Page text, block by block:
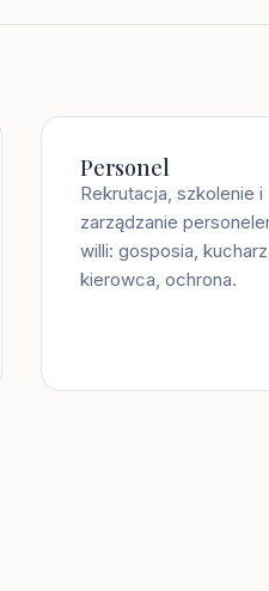
Personel
Rekrutacja, szkolenie i
zarządzanie
willi: gosposia,
kierowca, ochrona.